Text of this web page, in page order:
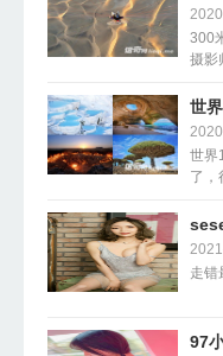
300
摄影
这
世
世界
了，
特景
走错
97